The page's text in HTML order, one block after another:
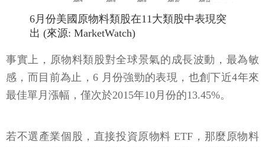
6月份美國原物料類股在11大類股中表現突
出 (來源: MarketWatch)
事實上，原物料類股對全球景氣的成長波動，最為敏
感，而目前為止，6 月份強勁的表現，也創下近4年來
最佳單月漲幅，僅次於2015年10月份的13.45%。
若不選產業個股，直接投資原物料 ETF，那麼原物料